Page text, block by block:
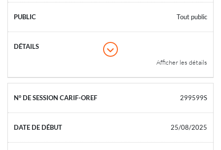
Tout public
Afficher les détails
299599S
25/08/2025